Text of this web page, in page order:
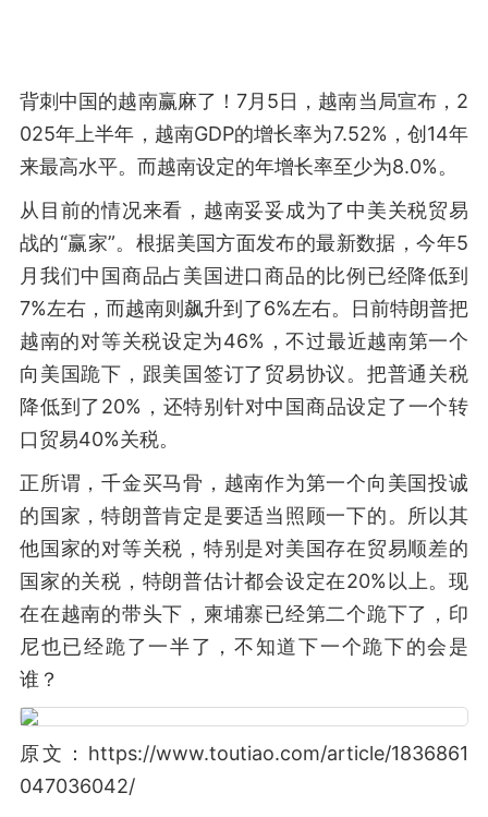
背刺中国的越南赢麻了！7月5日，越南当局宣布，2
025年上半年，越南GDP的增长率为7.52%，创14年
来最高水平。而越南设定的年增长率至少为8.0%。
从目前的情况来看，越南妥妥成为了中美关税贸易
战的“赢家”。根据美国方面发布的最新数据，今年5
月我们中国商品占美国进口商品的比例已经降低到
7%左右，而越南则飙升到了6%左右。日前特朗普把
越南的对等关税设定为46%，不过最近越南第一个
向美国跪下，跟美国签订了贸易协议。把普通关税
降低到了20%，还特别针对中国商品设定了一个转
口贸易40%关税。
正所谓，千金买马骨，越南作为第一个向美国投诚
的国家，特朗普肯定是要适当照顾一下的。所以其
他国家的对等关税，特别是对美国存在贸易顺差的
国家的关税，特朗普估计都会设定在20%以上。现
在在越南的带头下，柬埔寨已经第二个跪下了，印
尼也已经跪了一半了，不知道下一个跪下的会是
谁？
原文：https://www.toutiao.com/article/1836861
047036042/